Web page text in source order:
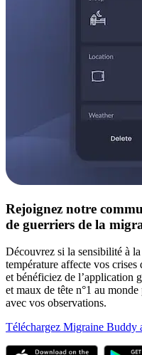
Rejoignez notre
de guerriers de la
Découvrez si la sensibilité à
température affecte vos
et bénéficiez de l’application
et maux de tête n°1 au
avec vos observations.
Téléchargez Migraine Buddy